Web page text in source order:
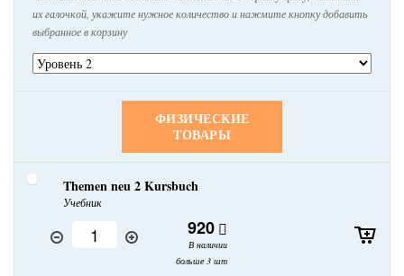
их галочкой, укажите нужное количество и нажмите кнопку добавить
выбранное в корзину
ФИЗИЧЕСКИЕ
ТОВАРЫ
Themen neu 2 Kursbuch
Учебник
920
В наличии
больше 3 шт